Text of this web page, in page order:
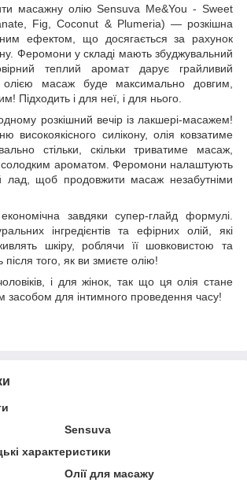
масажну олію Sensuva Me&You - Sweet
Fig, Coconut & Plumeria) — розкішна
ефектом, що досягається за рахунок
Феромони у складі мають збуджувальний
теплий аромат дарує грайливий
масаж буде максимально довгим,
Підходить і для неї, і для нього.
розкішний вечір із лакшері-масажем!
високоякісного силікону, олія ковзатиме
стільки, скільки триватиме масаж,
солодким ароматом. Феромони налаштують
лад, щоб продовжити масаж незабутніми
завдяки супер-глайд формулі.
інгредієнтів та ефірних олій, які
шкіру, роблячи її шовковистою та
того, як ви змиєте олію!
і для жінок, так що ця олія стане
для інтимного проведення часу!
Sensuva
характеристики
Олії для масажу